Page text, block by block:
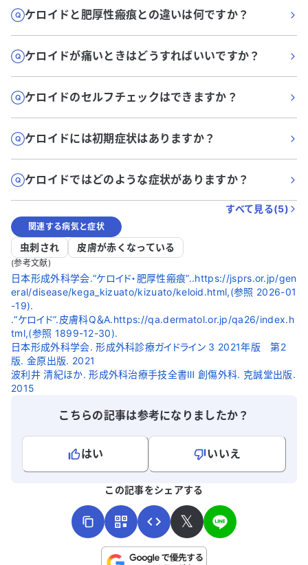
ケロイドと肥厚性瘢痕との違いは何ですか？
ケロイドが痛いときはどうすればいいですか？
ケロイドのセルフチェックはできますか？
ケロイドには初期症状はありますか？
ケロイドではどのような症状がありますか？
すべて見る(5)
関連する病気と症状
虫刺され 皮膚が赤くなっている
(参考文献)
日本形成外科学会.“ケロイド・肥厚性瘢痕”..https://jsprs.or.jp/gen
eral/disease/kega_kizuato/kizuato/keloid.html,(参照 2026-01
-19).
.“ケロイド”.皮膚科Q＆A.https://qa.dermatol.or.jp/qa26/index.h
tml,(参照 1899-12-30).
日本形成外科学会. 形成外科診療ガイドライン 3 2021年版 第2
版. 金原出版. 2021
波利井 清紀ほか. 形成外科治療手技全書Ⅲ 創傷外科. 克誠堂出版.
2015
こちらの記事は参考になりましたか？
はい
いいえ
この記事をシェアする
𝕏